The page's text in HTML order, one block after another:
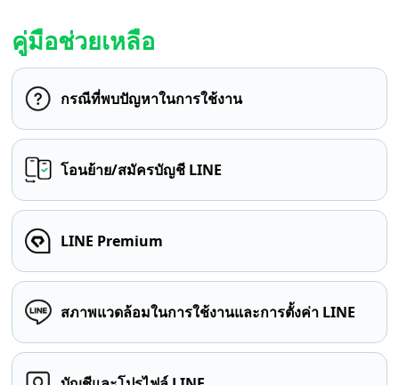
คู่มือช่วยเหลือ
กรณีที่พบปัญหาในการใช้งาน
โอนย้าย/สมัครบัญชี LINE
LINE Premium
สภาพแวดล้อมในการใช้งานและการตั้งค่า LINE